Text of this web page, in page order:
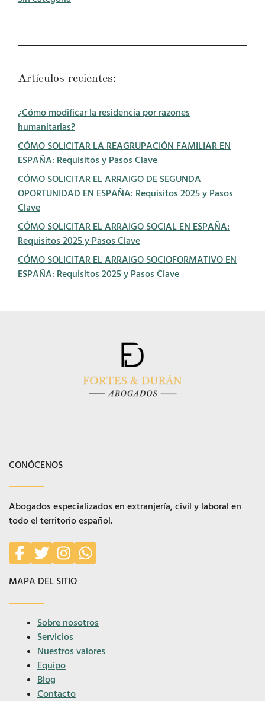
Artículos recientes:
¿Cómo modificar la residencia por razones
humanitarias?
CÓMO SOLICITAR LA REAGRUPACIÓN FAMILIAR EN
ESPAÑA: Requisitos y Pasos Clave
CÓMO SOLICITAR EL ARRAIGO DE SEGUNDA
OPORTUNIDAD EN ESPAÑA: Requisitos 2025 y Pasos
Clave
CÓMO SOLICITAR EL ARRAIGO SOCIAL EN ESPAÑA:
Requisitos 2025 y Pasos Clave
CÓMO SOLICITAR EL ARRAIGO SOCIOFORMATIVO EN
ESPAÑA: Requisitos 2025 y Pasos Clave
CONÓCENOS
Abogados especializados en extranjería, civil y laboral en
todo el territorio español.
MAPA DEL SITIO
Sobre nosotros
Servicios
Nuestros valores
Equipo
Blog
Contacto